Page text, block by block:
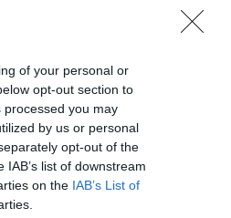
of your personal or
opt-out section to
you may
by us or personal
opt-out of the
list of downstream
on the IAB’s List of